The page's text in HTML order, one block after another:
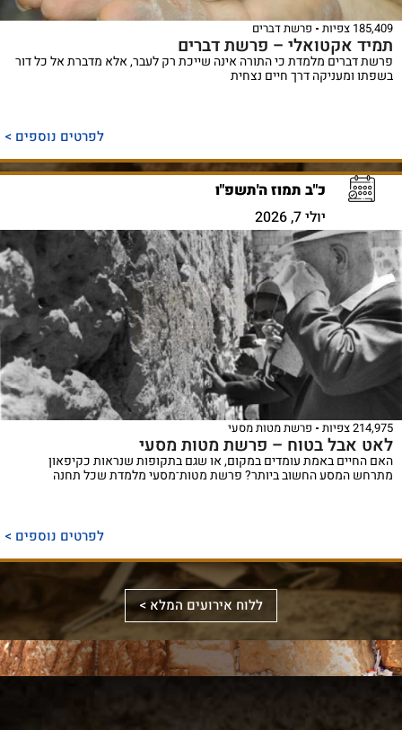
185,409 צפיות פרשת דברים
תמיד אקטואלי – פרשת דברים
פרשת דברים מלמדת כי התורה אינה שייכת רק לעבר, אלא מדברת אל כל דור
בשפתו ומעניקה דרך חיים נצחית
לפרטים נוספים >
כ"ב תמוז ה'תשפ"ו
יולי 7, 2026
214,975 צפיות פרשת מטות מסעי
לאט אבל בטוח – פרשת מטות מסעי
האם החיים באמת עומדים במקום, או שגם בתקופות שנראות כקיפאון
מתרחש המסע החשוב ביותר? פרשת מטות־מסעי מלמדת שכל תחנה
לפרטים נוספים >
ללוח אירועים המלא >
לראשונה,
הדינים
והמנהגים
באמצעות
תמונות
וציורים
ספר
אלבומי
מפואר
המשחזר
את